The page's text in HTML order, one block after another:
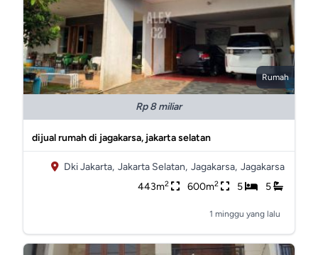
Rumah
Rp 8 miliar
dijual rumah di jagakarsa, jakarta selatan
Dki Jakarta, Jakarta Selatan, Jagakarsa, Jagakarsa
443m2 600m2 5 5
1 minggu yang lalu